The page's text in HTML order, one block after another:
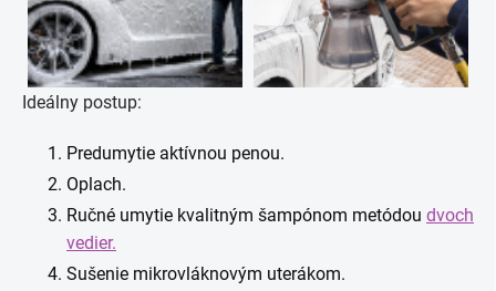
Ideálny postup:
Predumytie aktívnou penou.
Oplach.
Ručné umytie kvalitným šampónom metódou dvoch
vedier.
Sušenie mikrovláknovým uterákom.